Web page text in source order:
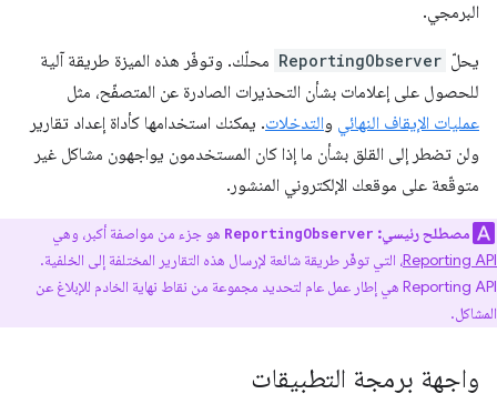
البرمجي.
يحلّ ReportingObserver محلّك. وتوفّر هذه الميزة طريقة آلية
للحصول على إعلامات بشأن التحذيرات الصادرة عن المتصفّح، مثل
عمليات الإيقاف النهائي والتدخلات. يمكنك استخدامها كأداة إعداد تقارير
ولن تضطر إلى القلق بشأن ما إذا كان المستخدمون يواجهون مشاكل غير
متوقّعة على موقعك الإلكتروني المنشور.
مصطلح رئيسي: ReportingObserver هو جزء من مواصفة أكبر، وهي
Reporting API، التي توفّر طريقة شائعة لإرسال هذه التقارير المختلفة إلى الخلفية.
Reporting API هي إطار عمل عام لتحديد مجموعة من نقاط نهاية الخادم للإبلاغ عن
المشاكل.
واجهة برمجة التطبيقات